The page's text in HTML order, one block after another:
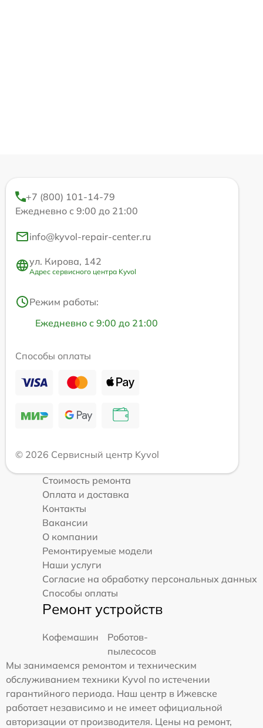
+7 (800) 101-14-79
Ежедневно с 9:00 до 21:00
info@kyvol-repair-center.ru
ул. Кирова, 142
Адрес сервисного центра Kyvol
Режим работы:
Ежедневно с 9:00 до 21:00
Способы оплаты
© 2026 Сервисный центр Kyvol
Стоимость ремонта
Оплата и доставка
Контакты
Вакансии
О компании
Ремонтируемые модели
Наши услуги
Согласие на обработку персональных данных
Способы оплаты
Ремонт устройств
Кофемашин
Роботов-
пылесосов
Мы занимаемся ремонтом и техническим
обслуживанием техники Kyvol по истечении
гарантийного периода. Наш центр в Ижевске
работает независимо и не имеет официальной
авторизации от производителя. Цены на ремонт,